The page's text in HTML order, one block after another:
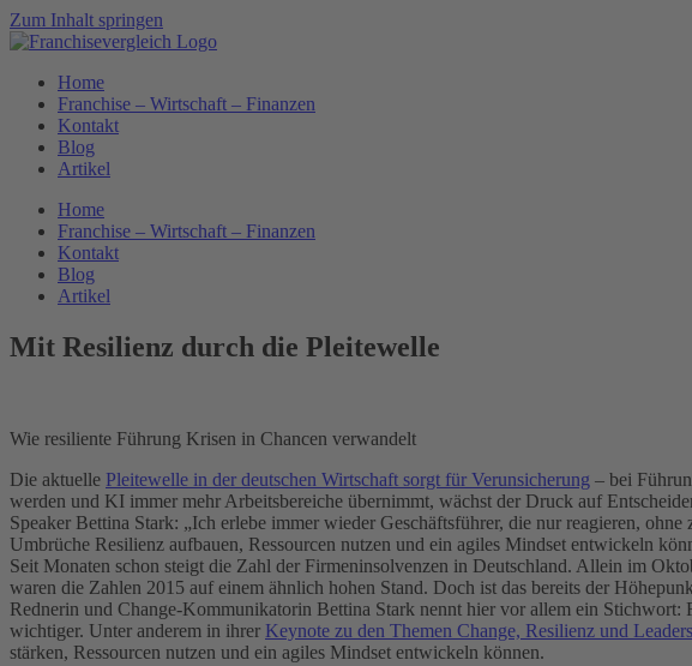
Zum Inhalt springen
Home
Franchise – Wirtschaft – Finanzen
Kontakt
Blog
Artikel
Home
Franchise – Wirtschaft – Finanzen
Kontakt
Blog
Artikel
Mit Resilienz durch die Pleitewelle
Wie resiliente Führung Krisen in Chancen verwandelt
Die aktuelle Pleitewelle in der deutschen Wirtschaft sorgt für Verunsicherung – bei
werden und KI immer mehr Arbeitsbereiche übernimmt, wächst der Druck auf
Speaker Bettina Stark: „Ich erlebe immer wieder Geschäftsführer, die nur reagieren,
Umbrüche Resilienz aufbauen, Ressourcen nutzen und ein agiles Mindset entwickeln
Seit Monaten schon steigt die Zahl der Firmeninsolvenzen in Deutschland. Allein im
waren die Zahlen 2015 auf einem ähnlich hohen Stand. Doch ist das bereits der
Rednerin und Change-Kommunikatorin Bettina Stark nennt hier vor allem ein
wichtiger. Unter anderem in ihrer Keynote zu den Themen Change, Resilienz und
stärken, Ressourcen nutzen und ein agiles Mindset entwickeln können.